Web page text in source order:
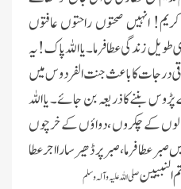
کریم! انہیں صحتوں راحتوں عافتوں
زندگی عطا فرما۔ یا اللہ پاک !یہ
درجات کا باعث جنت الفردوس میں
بننے کا ذریعہ بن جائے۔ یا اللہ
کے چکروں ، دواؤں کے خرچوں
عطا فرما، صبر پر ڈھیر سار ا اجر عطا
النبیینصلی اللہ علیہ وآلہ وسلم